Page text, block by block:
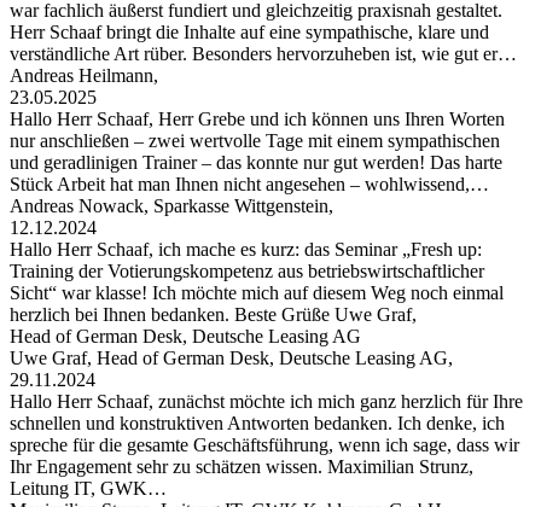
war fachlich äußerst fundiert und gleichzeitig praxisnah gestaltet.
Herr Schaaf bringt die Inhalte auf eine sympathische, klare und
verständliche Art rüber. Besonders hervorzuheben ist, wie gut er…
Andreas Heilmann,
23.05.2025
Hallo Herr Schaaf, Herr Grebe und ich können uns Ihren Worten
nur anschließen – zwei wertvolle Tage mit einem sympathischen
und geradlinigen Trainer – das konnte nur gut werden! Das harte
Stück Arbeit hat man Ihnen nicht angesehen – wohlwissend,…
Andreas Nowack, Sparkasse Wittgenstein,
12.12.2024
Hallo Herr Schaaf, ich mache es kurz: das Seminar „Fresh up:
Training der Votierungskompetenz aus betriebswirtschaftlicher
Sicht“ war klasse! Ich möchte mich auf diesem Weg noch einmal
herzlich bei Ihnen bedanken. Beste Grüße Uwe Graf,
Head of German Desk, Deutsche Leasing AG
Uwe Graf, Head of German Desk, Deutsche Leasing AG,
29.11.2024
Hallo Herr Schaaf, zunächst möchte ich mich ganz herzlich für Ihre
schnellen und konstruktiven Antworten bedanken. Ich denke, ich
spreche für die gesamte Geschäftsführung, wenn ich sage, dass wir
Ihr Engagement sehr zu schätzen wissen. Maximilian Strunz,
Leitung IT, GWK…